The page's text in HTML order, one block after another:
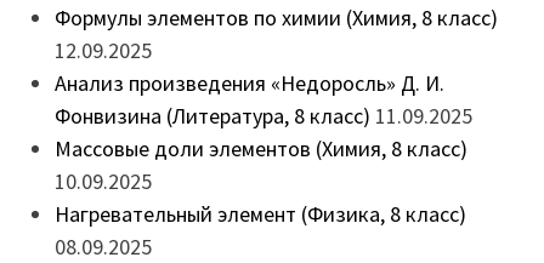
Формулы элементов по химии (Химия, 8 класс)
12.09.2025
Анализ произведения «Недоросль» Д. И.
Фонвизина (Литература, 8 класс) 11.09.2025
Массовые доли элементов (Химия, 8 класс)
10.09.2025
Нагревательный элемент (Физика, 8 класс)
08.09.2025